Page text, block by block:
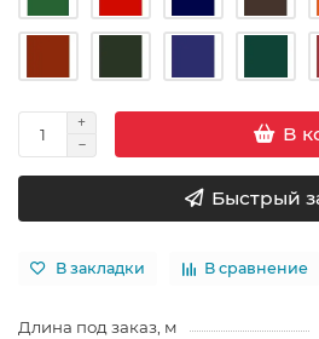
В
Быстрый
В закладки В сравнение
Длина под заказ, м